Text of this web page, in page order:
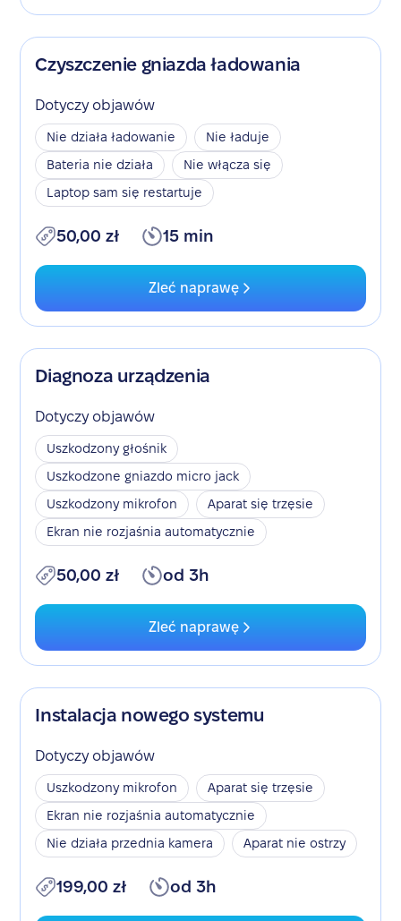
Czyszczenie gniazda ładowania
Dotyczy objawów
Nie działa ładowanie
Nie ładuje
Bateria nie działa
Nie włącza się
Laptop sam się restartuje
50,00 zł 15 min
Zleć naprawę
Diagnoza urządzenia
Dotyczy objawów
Uszkodzony głośnik
Uszkodzone gniazdo micro jack
Uszkodzony mikrofon
Aparat się trzęsie
Ekran nie rozjaśnia automatycznie
50,00 zł od 3h
Zleć naprawę
Instalacja nowego systemu
Dotyczy objawów
Uszkodzony mikrofon
Aparat się trzęsie
Ekran nie rozjaśnia automatycznie
Nie działa przednia kamera
Aparat nie ostrzy
199,00 zł od 3h